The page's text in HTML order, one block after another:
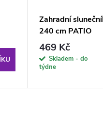
Zahradní
240 cm PATIO
469 Kč
Skladem - do
týdne